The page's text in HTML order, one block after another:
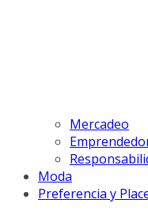
Mercadeo
Moda
Preferencia y